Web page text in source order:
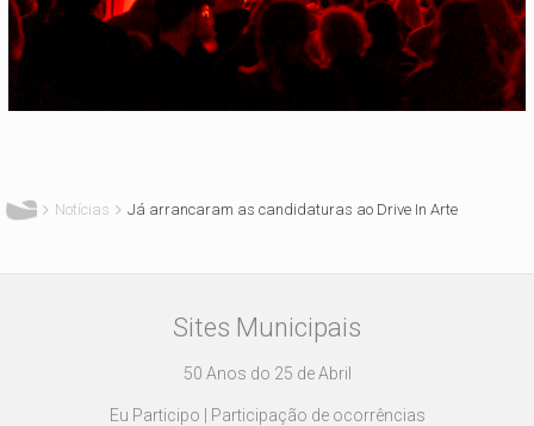
Notícias Já arrancaram as candidaturas ao Drive In Arte
Sites Municipais
50 Anos do 25 de Abril
Eu Participo | Participação de ocorrências